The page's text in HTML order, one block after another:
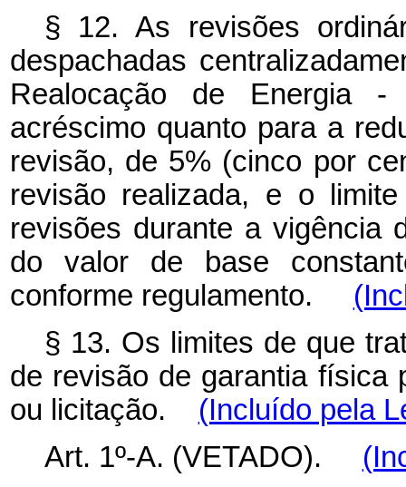
§ 12. As revisões
despachadas
Realocação de Energia
acréscimo quanto para a
revisão, de 5% (cinco por
revisão realizada, e o
revisões durante a vigência
do valor de base
conforme regulamento.
§ 13. Os limites de que
de revisão de garantia física
ou licitação. (Incluído pela
Art. 1º-A. (VETADO).